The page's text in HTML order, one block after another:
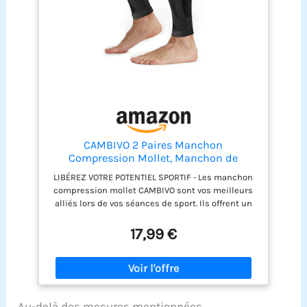
maille. Lavables en machine à l'eau tiède en cycle
délicat ou à la main. Ne pas sécher dans le sèche-
linge. Ne pas utiliser d'eau de Javel. Ne pas
nettoyer à sec Qualité garantie : Nous sommes
fiers de notre réputation de qualité et de service
pour toute autre raison, n'hésitez pas à nous le
faire savoir. Nous voulons vous aider et nous nous
engageons à vous répondre dans les 24 heures
CAMBIVO 2 Paires Manchon
Compression Mollet, Manchon de
Compression, Bas de Contention Femme
Homme, Chaussettes de Contention
Femme Homme pour Sport Course
Jogging Vélo Fitness Exercise
LIBÉREZ VOTRE POTENTIEL SPORTIF - Les manchon
compression mollet CAMBIVO sont vos meilleurs
alliés lors de vos séances de sport. Ils offrent un
musculaires, accélèrent le métabolisme du
lactate et diminuent la fatigue musculaire, vous
permettant ainsi d'améliorer vos performances
sportives. AMÉLIORATION DE LA CIRCULATION
SANGUINE - Spécialement conçus pour améliorer
17,99 €